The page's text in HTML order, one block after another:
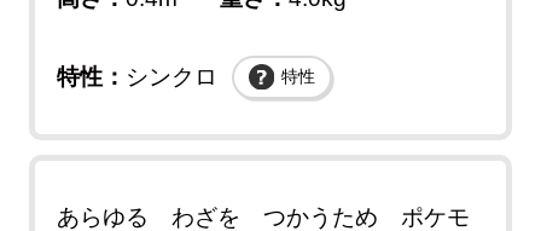
特性： シンクロ 特性
あらゆる わざを つかうため ポケモ